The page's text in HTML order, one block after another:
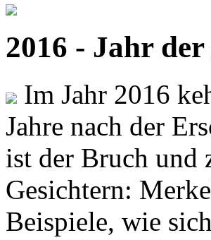
2016 - Jahr
Im Jahr 2016
Jahre nach der
ist der Bruch und
Gesichtern:
Beispiele, wie